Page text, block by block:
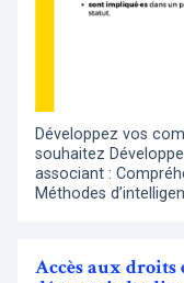
Développez vos
souhaitez
associant :
Méthodes
Accès aux